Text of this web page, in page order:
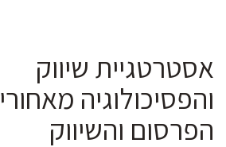
אסטרטגיית שיווק
והפסיכולוגיה מאחורי
הפרסום והשיווק